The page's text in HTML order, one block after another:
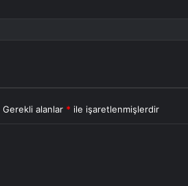
Gerekli alanlar * ile işaretlenmişlerdir